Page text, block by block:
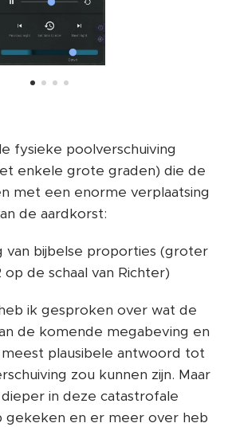
fysieke poolverschuiving
enkele grote graden) die de
met een enorme verplaatsing
de aardkorst:
van bijbelse proporties (groter
op de schaal van Richter)
ik gesproken over wat de
de komende megabeving en
plausibele antwoord tot
zou kunnen zijn. Maar
in deze catastrofale
gekeken en er meer over heb